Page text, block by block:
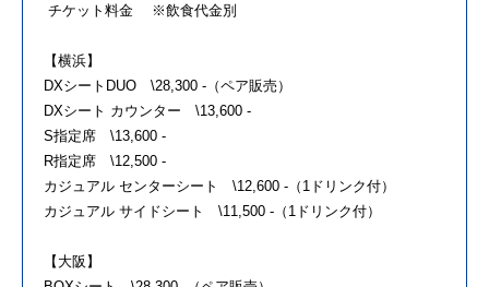
チケット料金 ※飲食代金別
【横浜】
DXシートDUO \28,300 -（ペア販売）
DXシート カウンター \13,600 -
S指定席 \13,600 -
R指定席 \12,500 -
カジュアル センターシート \12,600 -（1ドリンク付）
カジュアル サイドシート \11,500 -（1ドリンク付）
【大阪】